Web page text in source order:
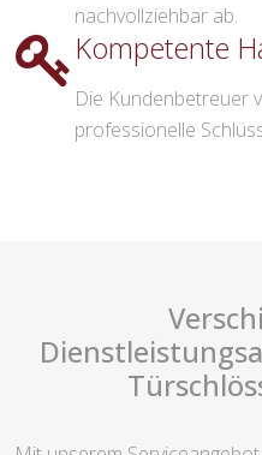
nachvollziehbar ab.
Kompetente
Die Kundenbetreuer
professionelle